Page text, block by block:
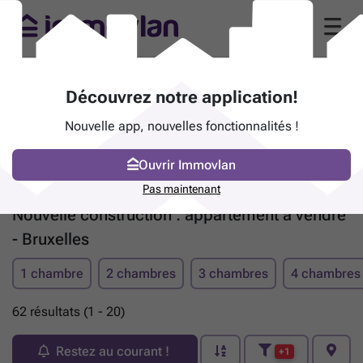
Nouvelle construction : appartement à vendre
- Bruxelles
1 chambre 2 chambres 3 chambres 4 chambres
62 résultats (1 - 20)
Restez au courant ! +1
Découvrez notre application!
Nouvelle app, nouvelles fonctionnalités !
Ouvrir Immovlan
Pas maintenant